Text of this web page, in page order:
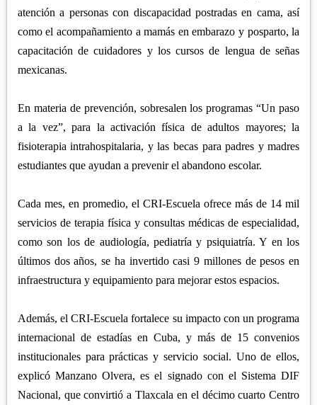
atención a personas con discapacidad postradas en cama, así
como el acompañamiento a mamás en embarazo y posparto, la
capacitación de cuidadores y los cursos de lengua de señas
mexicanas.
En materia de prevención, sobresalen los programas “Un paso
a la vez”, para la activación física de adultos mayores; la
fisioterapia intrahospitalaria, y las becas para padres y madres
estudiantes que ayudan a prevenir el abandono escolar.
Cada mes, en promedio, el CRI-Escuela ofrece más de 14 mil
servicios de terapia física y consultas médicas de especialidad,
como son los de audiología, pediatría y psiquiatría. Y en los
últimos dos años, se ha invertido casi 9 millones de pesos en
infraestructura y equipamiento para mejorar estos espacios.
Además, el CRI-Escuela fortalece su impacto con un programa
internacional de estadías en Cuba, y más de 15 convenios
institucionales para prácticas y servicio social. Uno de ellos,
explicó Manzano Olvera, es el signado con el Sistema DIF
Nacional, que convirtió a Tlaxcala en el décimo cuarto Centro